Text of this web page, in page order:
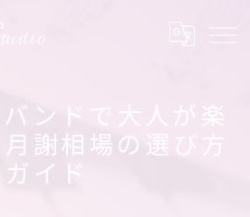
ンドで大人が楽
謝相場の選び方
ガイド